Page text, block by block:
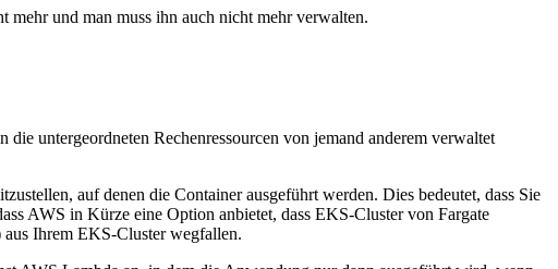
und man muss ihn auch nicht mehr verwalten.
untergeordneten Rechenressourcen von jemand anderem verwaltet
auf denen die Container ausgeführt werden. Dies bedeutet, dass Sie
AWS in Kürze eine Option anbietet, dass EKS-Cluster von Fargate
aus Ihrem EKS-Cluster wegfallen.